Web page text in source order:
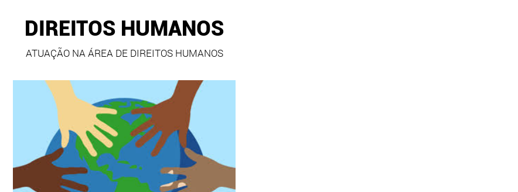
DIREITOS HUMANOS
ATUAÇÃO NA ÁREA DE DIREITOS HUMANOS